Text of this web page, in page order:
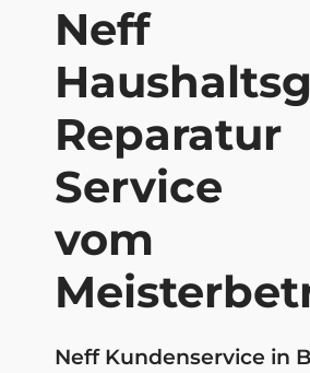
Neff
Reparatur
Service
vom
Neff Kundenservice in